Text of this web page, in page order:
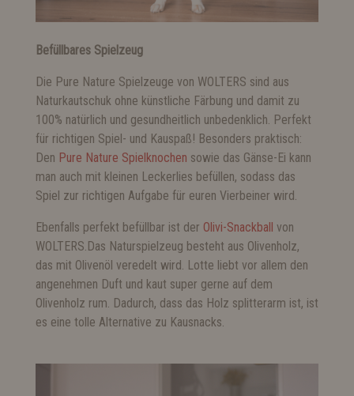
Befüllbares Spielzeug
Die Pure Nature Spielzeuge von WOLTERS sind aus
Naturkautschuk ohne künstliche Färbung und damit zu
100% natürlich und gesundheitlich unbedenklich. Perfekt
für richtigen Spiel- und Kauspaß! Besonders praktisch:
Den Pure Nature Spielknochen sowie das Gänse-Ei kann
man auch mit kleinen Leckerlies befüllen, sodass das
Spiel zur richtigen Aufgabe für euren Vierbeiner wird.
Ebenfalls perfekt befüllbar ist der Olivi-Snackball von
WOLTERS.Das Naturspielzeug besteht aus Olivenholz,
das mit Olivenöl veredelt wird. Lotte liebt vor allem den
angenehmen Duft und kaut super gerne auf dem
Olivenholz rum. Dadurch, dass das Holz splitterarm ist, ist
es eine tolle Alternative zu Kausnacks.